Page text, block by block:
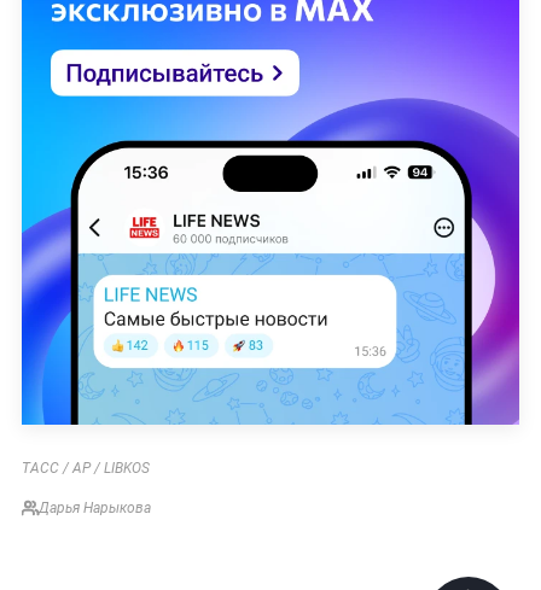
ТАСС / AP / LIBKOS
Дарья Нарыкова